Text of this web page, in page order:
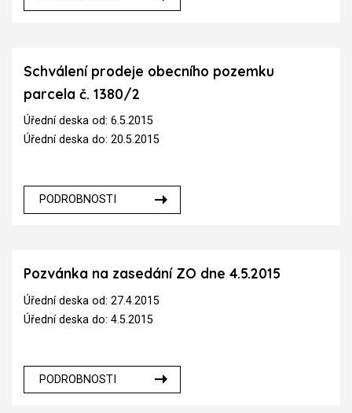
Schválení prodeje obecního pozemku
parcela č. 1380/2
Úřední deska od: 6.5.2015
Úřední deska do: 20.5.2015
PODROBNOSTI
Pozvánka na zasedání ZO dne 4.5.2015
Úřední deska od: 27.4.2015
Úřední deska do: 4.5.2015
PODROBNOSTI